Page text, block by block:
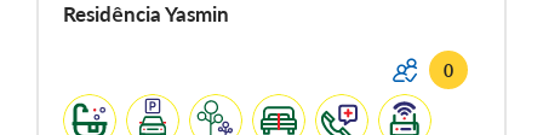
Residência Yasmin
0